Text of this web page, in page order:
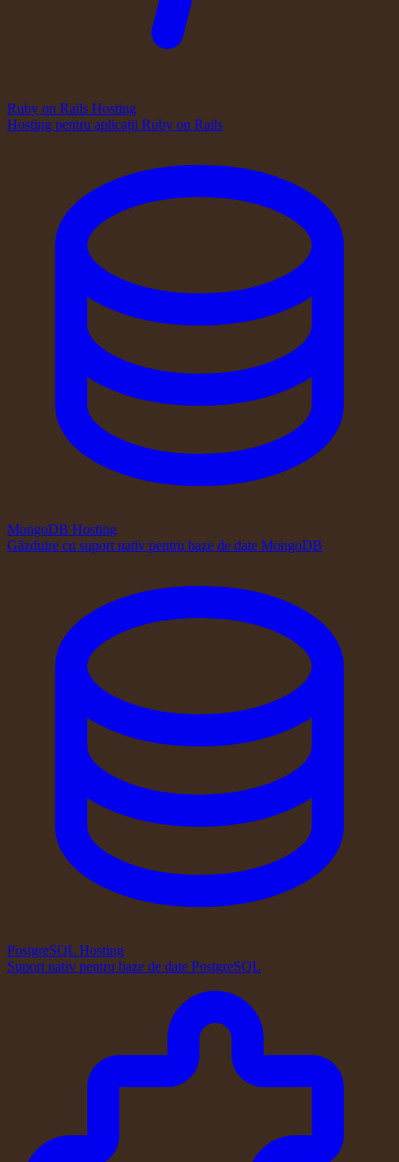
Ruby on Rails Hosting
Hosting pentru aplicații Ruby on Rails
MongoDB Hosting
Găzduire cu suport nativ pentru baze de date MongoDB
PostgreSQL Hosting
Suport nativ pentru baze de date PostgreSQL